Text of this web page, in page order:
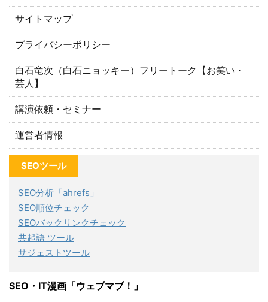
サイトマップ
プライバシーポリシー
白石竜次（白石ニョッキー）フリートーク【お笑い・
芸人】
講演依頼・セミナー
運営者情報
SEOツール
SEO分析「ahrefs」
SEO順位チェック
SEOバックリンクチェック
共起語 ツール
サジェストツール
SEO・IT漫画「ウェブマブ！」